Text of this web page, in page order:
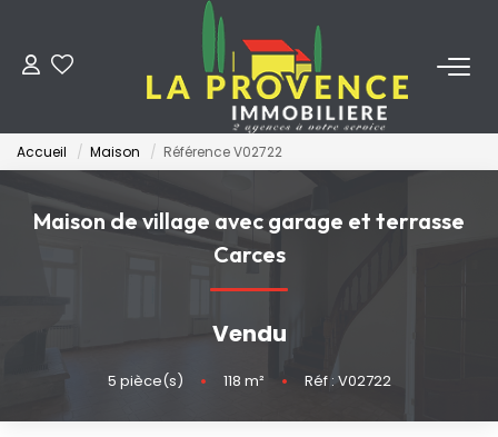
ACHETER
LOUER
ESTIMER
NOS AGENCES
Accueil Maison Référence V02722
Maison de village avec garage et terrasse
Carces
Vendu
5 pièce(s) • 118 m² • Réf : V02722